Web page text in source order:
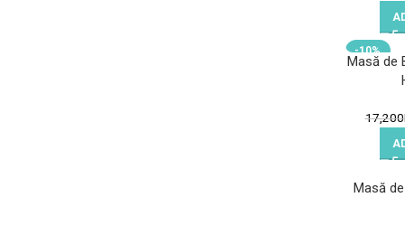
-10%
Masă de
17,200
Masă